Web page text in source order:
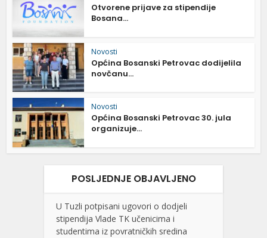
Otvorene prijave za stipendije
Bosana...
Novosti
Općina Bosanski Petrovac dodijelila
novčanu...
Novosti
Općina Bosanski Petrovac 30. jula
organizuje...
POSLJEDNJE OBJAVLJENO
U Tuzli potpisani ugovori o dodjeli
stipendija Vlade TK učenicima i
studentima iz povratničkih sredina